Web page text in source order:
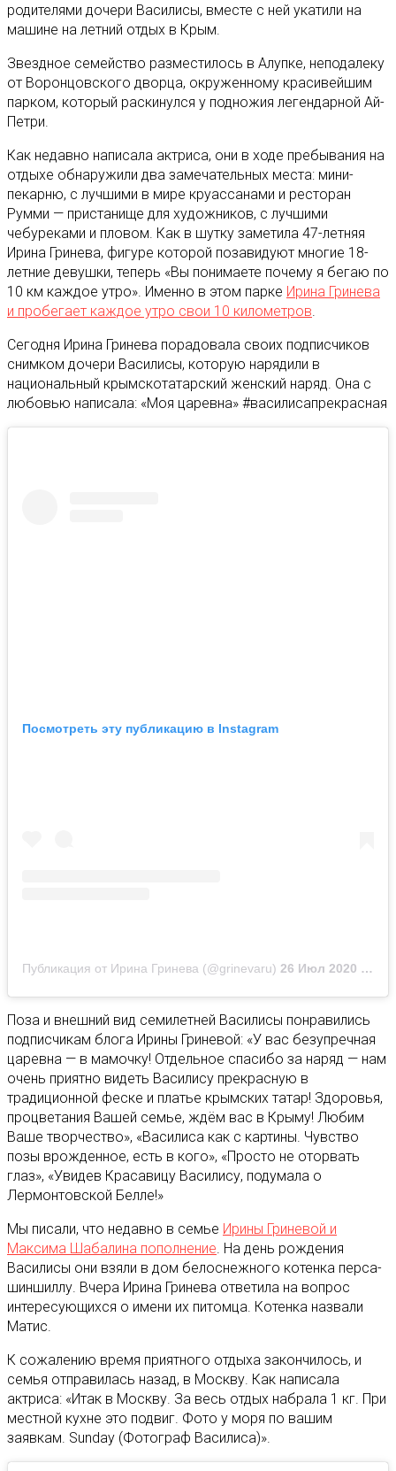
родителями дочери Василисы, вместе с ней укатили на
машине на летний отдых в Крым.
Звездное семейство разместилось в Алупке, неподалеку
от Воронцовского дворца, окруженному красивейшим
парком, который раскинулся у подножия легендарной Ай-
Петри.
Как недавно написала актриса, они в ходе пребывания на
отдыхе обнаружили два замечательных места: мини-
пекарню, с лучшими в мире круассанами и ресторан
Румми — пристанище для художников, с лучшими
чебуреками и пловом. Как в шутку заметила 47-летняя
Ирина Гринева, фигуре которой позавидуют многие 18-
летние девушки, теперь «Вы понимаете почему я бегаю по
10 км каждое утро». Именно в этом парке Ирина Гринева
и пробегает каждое утро свои 10 километров.
Сегодня Ирина Гринева порадовала своих подписчиков
снимком дочери Василисы, которую нарядили в
национальный крымскотатарский женский наряд. Она с
любовью написала: «Моя царевна» #василисапрекрасная
Посмотреть эту публикацию в Instagram
Публикация от Ирина Гринева (@grinevaru) 26 Июл 2020 в 1:29 PDT
Поза и внешний вид семилетней Василисы понравились
подписчикам блога Ирины Гриневой: «У вас безупречная
царевна — в мамочку! Отдельное спасибо за наряд — нам
очень приятно видеть Василису прекрасную в
традиционной феске и платье крымских татар! Здоровья,
процветания Вашей семье, ждём вас в Крыму! Любим
Ваше творчество», «Василиса как с картины. Чувство
позы врожденное, есть в кого», «Просто не оторвать
глаз», «Увидев Красавицу Василису, подумала о
Лермонтовской Белле!»
Мы писали, что недавно в семье Ирины Гриневой и
Максима Шабалина пополнение. На день рождения
Василисы они взяли в дом белоснежного котенка перса-
шиншиллу. Вчера Ирина Гринева ответила на вопрос
интересующихся о имени их питомца. Котенка назвали
Матис.
К сожалению время приятного отдыха закончилось, и
семья отправилась назад, в Москву. Как написала
актриса: «Итак в Москву. За весь отдых набрала 1 кг. При
местной кухне это подвиг. Фото у моря по вашим
заявкам. Sunday (Фотограф Василиса)».